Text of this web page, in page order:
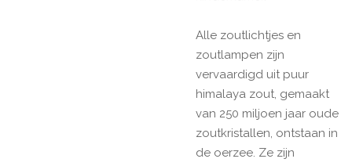
Alle zoutlichtjes en
zoutlampen zijn
vervaardigd uit puur
himalaya zout, gemaakt
van 250 miljoen jaar oude
zoutkristallen, ontstaan in
de oerzee. Ze zijn